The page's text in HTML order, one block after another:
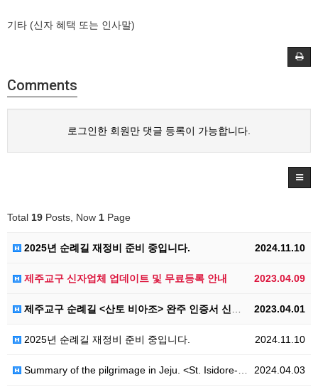
기타 (신자 혜택 또는 인사말)
Comments
로그인한 회원만 댓글 등록이 가능합니다.
Total 19 Posts, Now 1 Page
2024.11.10
2025년 순례길 재정비 준비 중입니다.
2023.04.09
제주교구 신자업체 업데이트 및 무료등록 안내
2023.04.01
제주교구 순례길 <산토 비아조> 완주 인증서 신청 안내
2024.11.10
2025년 순례길 재정비 준비 중입니다.
2024.04.03
Summary of the pilgrimage in Jeju. <St. Isidore-Ro>